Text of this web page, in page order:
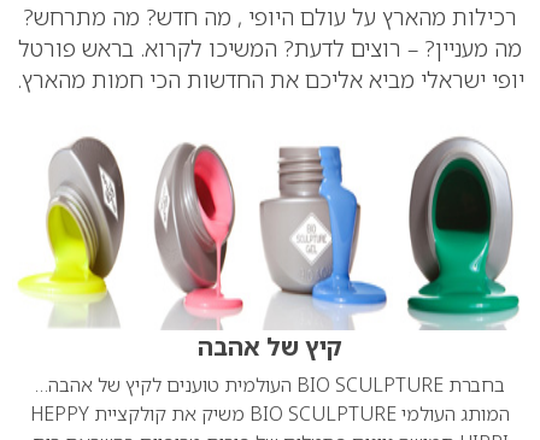
רכילות מהארץ על עולם היופי , מה חדש? מה מתרחש?
מה מעניין? – רוצים לדעת? המשיכו לקרוא. בראש פורטל
יופי ישראלי מביא אליכם את החדשות הכי חמות מהארץ.
קיץ של אהבה
בחברת BIO SCULPTURE העולמית טוענים לקיץ של אהבה…
המותג העולמי BIO SCULPTURE משיק את קולקציית HEPPY